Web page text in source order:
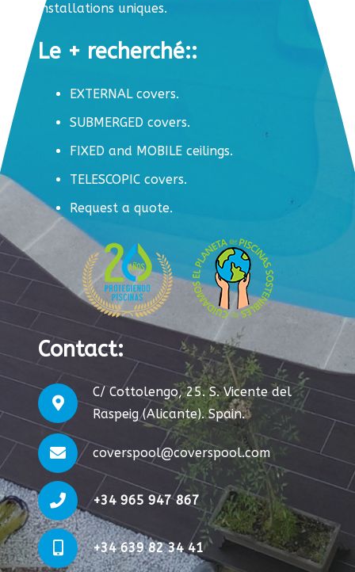
installations uniques.
Le + recherché::
EXTERNAL covers.
SUBMERGED covers.
FIXED and MOBILE ceilings.
TELESCOPIC covers.
Request a quote.
Contact:
C/ Cottolengo, 25. S. Vicente del
Raspeig (Alicante). Spain.
coverspool@coverspool.com
+34 965 947 867
+34 639 82 34 41